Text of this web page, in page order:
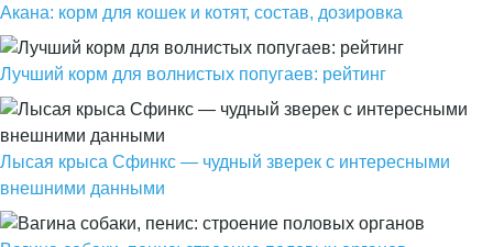
Акана: корм для кошек и котят, состав, дозировка
Лучший корм для волнистых попугаев: рейтинг
Лысая крыса Сфинкс — чудный зверек с интересными
внешними данными